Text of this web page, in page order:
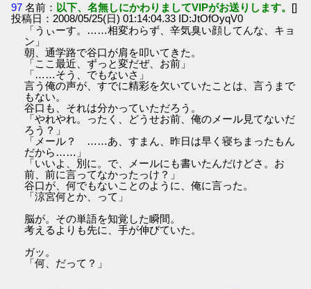
97 名前： 以下、名無しにかわりましてVIPがお送りします。 []
投稿日：2008/05/25(日) 01:14:04.33 ID:JtOfOyqV0
「うぃーす。……相変わらず、辛気臭い顔してんな、キョ
ン」
朝、通学路で谷口が肩を叩いてきた。
「ここ最近、ずっと変だぜ、お前」
「……そう、でもないさ」
言う俺の声が、すでに精彩を欠いていたことは、言うまで
もない。
谷口も、それは分かっていただろう。
「やれやれ。ったく、どうせお前、俺のメール見てないだ
ろう？」
「メール？ ……あ、すまん、昨日は早く寝ちまったもん
だから……」
「いいよ、別に。で、メールにも書いたんだけどさ。お
前、前に言ってなかったっけ？」
谷口が、何でもないことのように、俺に言った。
「涼宮何とか、って」
脳が。その単語を知覚した瞬間。
考えるよりも先に、手が伸びていた。
ガッ。
「何、だって？」